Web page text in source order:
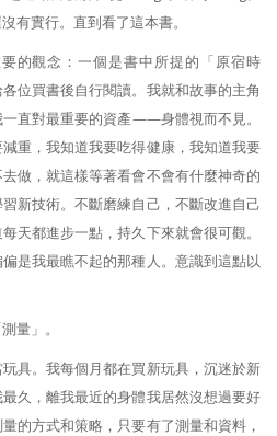
有實行。直到看了這本書。
的觀念：一個是書中所提的「原宿時
位買書後自行閱讀。我就和故事的主角
直對最重要的資產——身體視而不見。
重，我知道我要吃得健康，我知道我要
做，就這樣等著看會不會有什麼神奇的
新技術。不斷磨練自己，不斷改進自己
天都進步一點，持久下來就會很可觀。
是我最瞧不起的那種人。意識到這點以
量」。
具。我每個月都在買新玩具，沉迷於新
久，離我最近的身體我居然沒想過要好
的方式和策略，只要有了測量和資料，